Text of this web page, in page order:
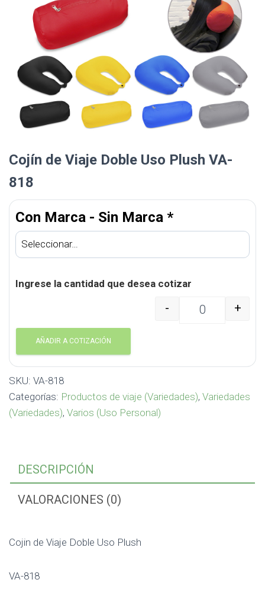
Cojín de Viaje Doble Uso Plush VA-
818
Con Marca - Sin Marca *
Ingrese la cantidad que desea cotizar
Cojín de Viaje Doble
- +
AÑADIR A COTIZACIÓN
SKU: VA-818
Categorías: Productos de viaje (Variedades), Variedades
(Variedades), Varios (Uso Personal)
DESCRIPCIÓN
VALORACIONES (0)
Cojin de Viaje Doble Uso Plush
VA-818